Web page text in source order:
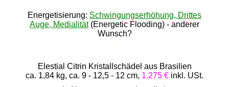
Energetisierung: Schwingungserhöhung, Drittes
Auge, Medialität(Energetic Flooding) - anderer
Wunsch?
.
.
Elestial Citrin Kristallschädel aus Brasilien
ca. 1,84 kg, ca. 9 - 12,5 - 12 cm, 1.275 € inkl. USt.